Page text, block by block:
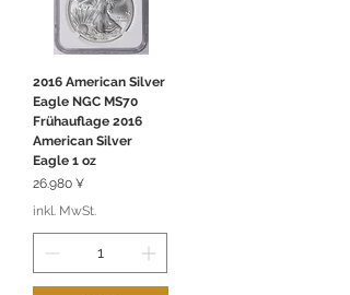
2016 American Silver
Eagle NGC MS70
Frühauflage 2016
American Silver
Eagle 1 oz
Preis
26.980 ¥
inkl. MwSt.